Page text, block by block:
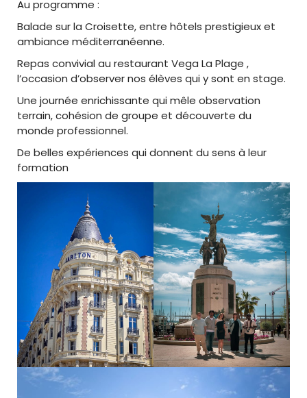
Au programme :
Balade sur la Croisette, entre hôtels prestigieux et
ambiance méditerranéenne.
Repas convivial au restaurant Vega La Plage ,
l’occasion d’observer nos élèves qui y sont en stage.
Une journée enrichissante qui mêle observation
terrain, cohésion de groupe et découverte du
monde professionnel.
De belles expériences qui donnent du sens à leur
formation